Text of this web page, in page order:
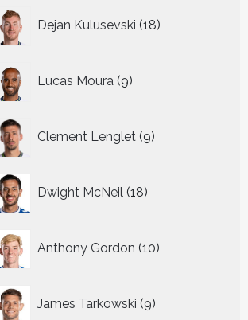
Dejan Kulusevski 18
producten
Lucas Moura 9
producten
Clement Lenglet 9
producten
Dwight McNeil 18
producten
Anthony Gordon 10
producten
James Tarkowski 9
producten